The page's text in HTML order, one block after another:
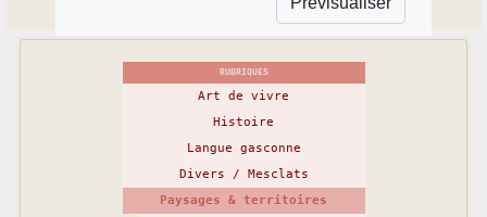
RUBRIQUES
Art de vivre
Histoire
Langue gasconne
Divers / Mesclats
Paysages & territoires